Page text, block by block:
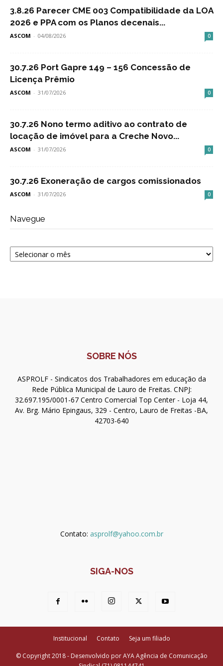
3.8.26 Parecer CME 003 Compatibilidade da LOA
2026 e PPA com os Planos decenais...
ASCOM - 04/08/2026 0
30.7.26 Port Gapre 149 – 156 Concessão de
Licença Prêmio
ASCOM - 31/07/2026 0
30.7.26 Nono termo aditivo ao contrato de
locação de imóvel para a Creche Novo...
ASCOM - 31/07/2026 0
30.7.26 Exoneração de cargos comissionados
ASCOM - 31/07/2026 0
Navegue
Navegue
SOBRE NÓS
ASPROLF - Sindicatos dos Trabalhadores em educação da
Rede Pública Municipal de Lauro de Freitas. CNPJ:
32.697.195/0001-67 Centro Comercial Top Center - Loja 44,
Av. Brg. Mário Epingaus, 329 - Centro, Lauro de Freitas -BA,
42703-640
Contato: asprolf@yahoo.com.br
SIGA-NOS
Institucional Contato Seja um filiado
© Copyright 2018 - Desenvolvido por AYA Agência de Comunicação